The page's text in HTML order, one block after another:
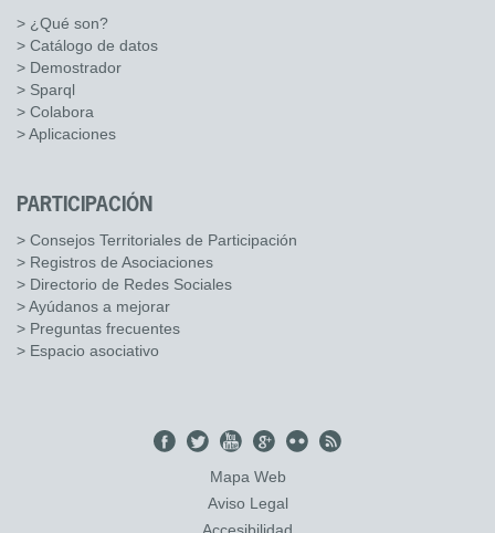
> ¿Qué son?
> Catálogo de datos
> Demostrador
> Sparql
> Colabora
> Aplicaciones
PARTICIPACIÓN
> Consejos Territoriales de Participación
> Registros de Asociaciones
> Directorio de Redes Sociales
> Ayúdanos a mejorar
> Preguntas frecuentes
> Espacio asociativo
Mapa Web
Aviso Legal